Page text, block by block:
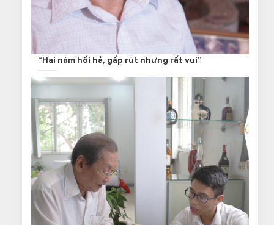
“Hai năm hối hả, gấp rút nhưng rất vui”